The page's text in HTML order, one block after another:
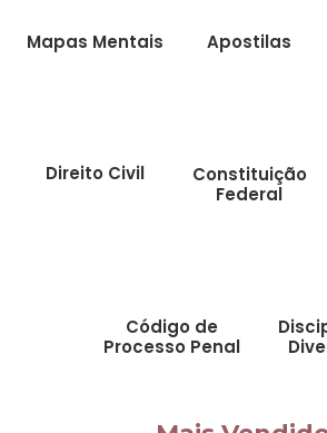
Mapas Mentais Apostilas
Direito Civil
Constituição
Federal
Código de
Processo Penal